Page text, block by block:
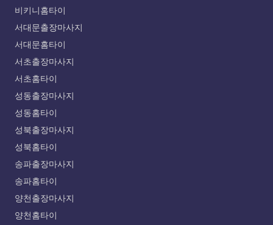
비키니홈타이
서대문출장마사지
서대문홈타이
서초출장마사지
서초홈타이
성동출장마사지
성동홈타이
성북출장마사지
성북홈타이
송파출장마사지
송파홈타이
양천출장마사지
양천홈타이